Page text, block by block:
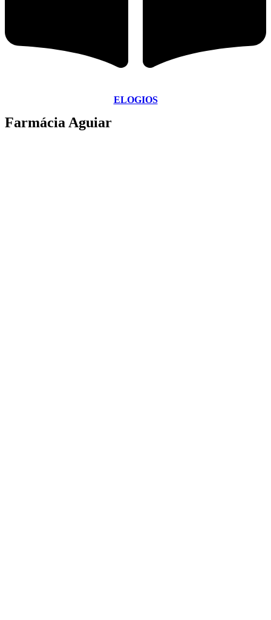
ELOGIOS
Farmácia Aguiar